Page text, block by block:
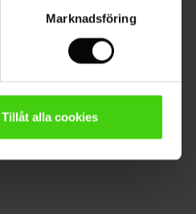
Marknadsföring
Tillåt alla cookies